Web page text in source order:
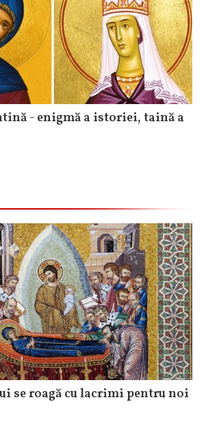
- enigmă a istoriei, taină a
se roagă cu lacrimi pentru noi